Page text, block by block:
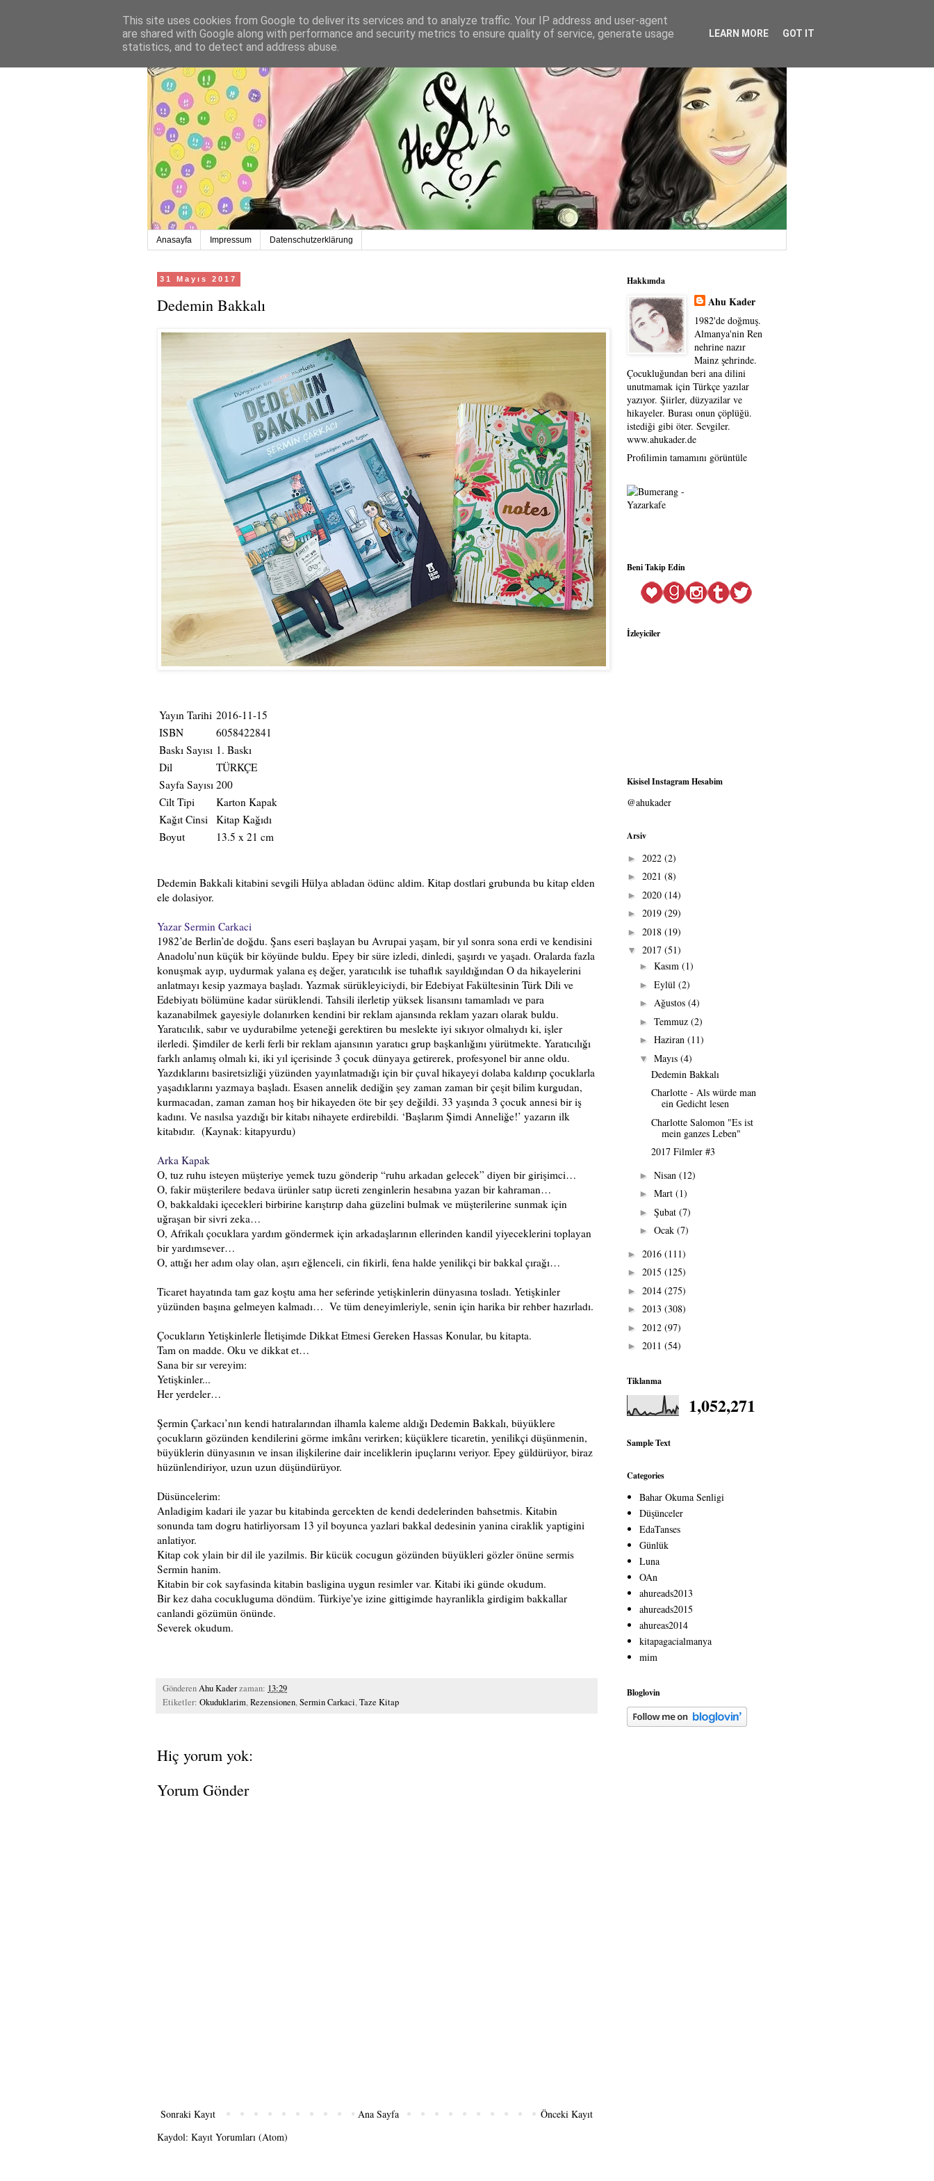
Anasayfa Impressum Datenschutzerklärung
31 Mayıs 2017
Dedemin Bakkalı
Yayın Tarihi 2016-11-15
ISBN
6058422841
Baskı Sayısı 1. Baskı
Dil
TÜRKÇE
Sayfa Sayısı 200
Cilt Tipi
Karton Kapak
Kağıt Cinsi
Kitap Kağıdı
Boyut
13.5 x 21 cm
Dedemin Bakkali kitabini sevgili Hülya abladan ödünc aldim. Kitap dostlari grubunda bu kitap elden
ele dolasiyor.
Yazar Sermin Carkaci
1982’de Berlin’de doğdu. Şans eseri başlayan bu Avrupai yaşam, bir yıl sonra sona erdi ve kendisini
Anadolu’nun küçük bir köyünde buldu. Epey bir süre izledi, dinledi, şaşırdı ve yaşadı. Oralarda fazla
konuşmak ayıp, uydurmak yalana eş değer, yaratıcılık ise tuhaflık sayıldığından O da hikayelerini
anlatmayı kesip yazmaya başladı. Yazmak sürükleyiciydi, bir Edebiyat Fakültesinin Türk Dili ve
Edebiyatı bölümüne kadar sürüklendi. Tahsili ilerletip yüksek lisansını tamamladı ve para
kazanabilmek gayesiyle dolanırken kendini bir reklam ajansında reklam yazarı olarak buldu.
Yaratıcılık, sabır ve uydurabilme yeteneği gerektiren bu meslekte iyi sıkıyor olmalıydı ki, işler
ilerledi. Şimdiler de kerli ferli bir reklam ajansının yaratıcı grup başkanlığını yürütmekte. Yaratıcılığı
farklı anlamış olmalı ki, iki yıl içerisinde 3 çocuk dünyaya getirerek, profesyonel bir anne oldu.
Yazdıklarını basiretsizliği yüzünden yayınlatmadığı için bir çuval hikayeyi dolaba kaldırıp çocuklarla
yaşadıklarını yazmaya başladı. Esasen annelik dediğin şey zaman zaman bir çeşit bilim kurgudan,
kurmacadan, zaman zaman hoş bir hikayeden öte bir şey değildi. 33 yaşında 3 çocuk annesi bir iş
kadını. Ve nasılsa yazdığı bir kitabı nihayete erdirebildi. ‘Başlarım Şimdi Anneliğe!’ yazarın ilk
kitabıdır. (Kaynak: kitapyurdu)
Arka Kapak
O, tuz ruhu isteyen müşteriye yemek tuzu gönderip “ruhu arkadan gelecek” diyen bir girişimci…
O, fakir müşterilere bedava ürünler satıp ücreti zenginlerin hesabına yazan bir kahraman…
O, bakkaldaki içecekleri birbirine karıştırıp daha güzelini bulmak ve müşterilerine sunmak için
uğraşan bir sivri zeka…
O, Afrikalı çocuklara yardım göndermek için arkadaşlarının ellerinden kandil yiyeceklerini toplayan
bir yardımsever…
O, attığı her adım olay olan, aşırı eğlenceli, cin fikirli, fena halde yenilikçi bir bakkal çırağı…
Ticaret hayatında tam gaz koştu ama her seferinde yetişkinlerin dünyasına tosladı. Yetişkinler
yüzünden başına gelmeyen kalmadı… Ve tüm deneyimleriyle, senin için harika bir rehber hazırladı.
Çocukların Yetişkinlerle İletişimde Dikkat Etmesi Gereken Hassas Konular, bu kitapta.
Tam on madde. Oku ve dikkat et…
Sana bir sır vereyim:
Yetişkinler...
Her yerdeler…
Şermin Çarkacı’nın kendi hatıralarından ilhamla kaleme aldığı Dedemin Bakkalı, büyüklere
çocukların gözünden kendilerini görme imkânı verirken; küçüklere ticaretin, yenilikçi düşünmenin,
büyüklerin dünyasının ve insan ilişkilerine dair inceliklerin ipuçlarını veriyor. Epey güldürüyor, biraz
hüzünlendiriyor, uzun uzun düşündürüyor.
Düsüncelerim:
Anladigim kadari ile yazar bu kitabinda gercekten de kendi dedelerinden bahsetmis. Kitabin
sonunda tam dogru hatirliyorsam 13 yil boyunca yazlari bakkal dedesinin yanina ciraklik yaptigini
anlatiyor.
Kitap cok ylain bir dil ile yazilmis. Bir kücük cocugun gözünden büyükleri gözler önüne sermis
Sermin hanim.
Kitabin bir cok sayfasinda kitabin basligina uygun resimler var. Kitabi iki günde okudum.
Bir kez daha cocukluguma döndüm. Türkiye'ye izine gittigimde hayranlikla girdigim bakkallar
canlandi gözümün önünde.
Severek okudum.
GönderenAhu Kaderzaman: 13:29
Etiketler: Okuduklarim,Rezensionen,Sermin Carkaci,Taze Kitap
Hiç yorum yok:
Yorum Gönder
Sonraki Kayıt Önceki Kayıt
Ana Sayfa
Kaydol: Kayıt Yorumları (Atom)
Hakkımda
Ahu Kader
1982'de doğmuş.
Almanya'nin Ren
nehrine nazır
Mainz şehrinde.
Çocukluğundan beri ana dilini
unutmamak için Türkçe yazılar
yazıyor. Şiirler, düzyazilar ve
hikayeler. Burası onun çöplüğü.
istediği gibi öter. Sevgiler.
www.ahukader.de
Profilimin tamamını görüntüle
Beni Takip Edin
İzleyiciler
Kisisel Instagram Hesabim
@ahukader
Arsiv
► 2022 (2)
► 2021 (8)
► 2020 (14)
► 2019 (29)
► 2018 (19)
▼ 2017 (51)
► Kasım (1)
► Eylül (2)
► Ağustos (4)
► Temmuz (2)
► Haziran (11)
▼ Mayıs (4)
Dedemin Bakkalı
Charlotte - Als würde man
ein Gedicht lesen
Charlotte Salomon "Es ist
mein ganzes Leben"
2017 Filmler #3
► Nisan (12)
► Mart (1)
► Şubat (7)
► Ocak (7)
► 2016 (111)
► 2015 (125)
► 2014 (275)
► 2013 (308)
► 2012 (97)
► 2011 (54)
Tiklanma
1,052,271
Sample Text
Categories
Bahar Okuma Senligi
Düşünceler
EdaTanses
Günlük
Luna
OAn
ahureads2013
ahureads2015
ahureas2014
kitapagacialmanya
mim
Bloglovin
This site uses cookies from Google to deliver its services and to analyze traffic. Your IP address and user-agent
are shared with Google along with performance and security metrics to ensure quality of service, generate usage
statistics, and to detect and address abuse.
LEARN MORE GOT IT